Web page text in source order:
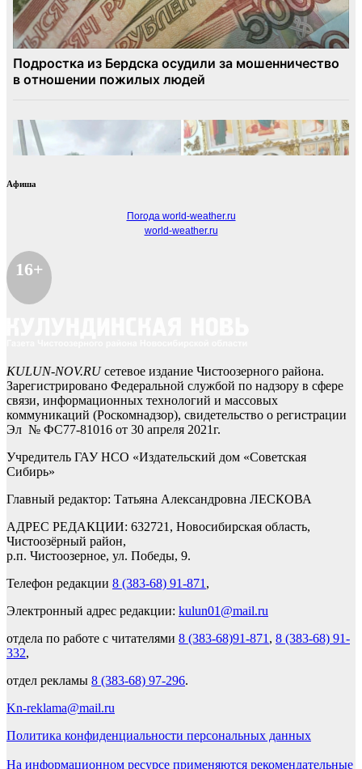
Афиша
Погода world-weather.ru
world-weather.ru
16+
KULUN-NOV.RUсетевое издание Чистоозерного района.
Зарегистрировано Федеральной службой по надзору в сфере
связи, информационных технологий и массовых
коммуникаций (Роскомнадзор), свидетельство о регистрации
Эл № ФС77-81016 от 30 апреля 2021г.
Учредитель ГАУ НСО «Издательский дом «Советская
Сибирь»
Главный редактор: Татьяна Александровна ЛЕСКОВА
АДРЕС РЕДАКЦИИ: 632721, Новосибирская область,
Чистоозёрный район,
р.п. Чистоозерное, ул. Победы, 9.
Телефон редакции 8 (383-68) 91-871 ,
Электронный адрес редакции: kulun01@mail.ru
отдела по работе с читателями 8 (383-68)91-871 , 8 (383-68) 91-
332,
отдел рекламы 8 (383-68) 97-296.
Kn-reklama@mail.ru
Политика конфиденциальности персональных данных
На информационном ресурсе применяются рекомендательные